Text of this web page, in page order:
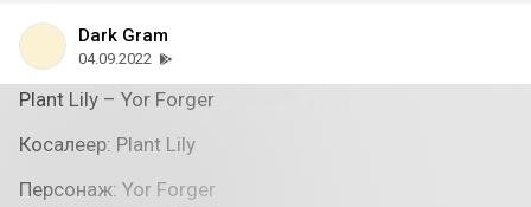
Dark Gram
04.09.2022
Plant Lily – Yor Forger
Косалеер: Plant Lily
Персонаж: Yor Forger